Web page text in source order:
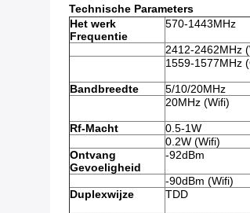
Technische Parameters
Het werk
Frequentie
570-1443MHz
2412-2462MHz
1559-1577MHz
Bandbreedte 5/10/20MHz
20MHz (Wifi)
Rf-Macht 0.5-1W
0.2W (Wifi)
Ontvang
Gevoeligheid
-92dBm
-90dBm (Wifi)
Duplexwijze
TDD